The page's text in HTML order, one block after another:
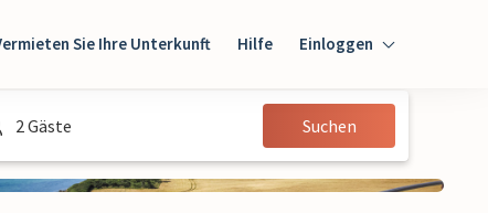
Sie Ihre Unterkunft Hilfe Einloggen
Einloggen
Gast
2 Gäste Suchen